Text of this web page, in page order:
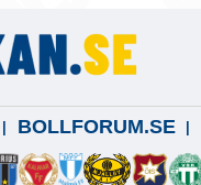
BOLLFORUM.SE